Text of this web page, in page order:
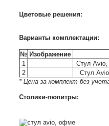
Цветовые решения:
Варианты комплектации:
№ Изображение
1
Стул Avio,
2
Стул
* Цена за комплект без
Столики-пюпитры: